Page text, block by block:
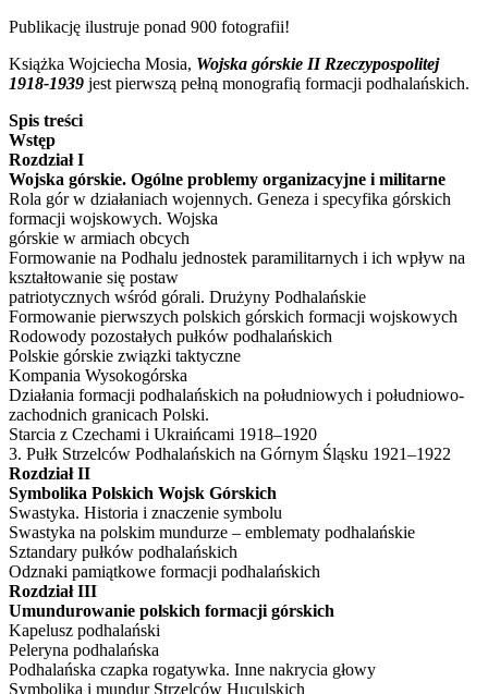
Publikację ilustruje ponad 900 fotografii!
Książka Wojciecha Mosia, Wojska górskie II Rzeczypospolitej
1918-1939 jest pierwszą pełną monografią formacji podhalańskich.
Spis treści
Wstęp
Rozdział I
Wojska górskie. Ogólne problemy organizacyjne i militarne
Rola gór w działaniach wojennych. Geneza i specyfika górskich
formacji wojskowych. Wojska
górskie w armiach obcych
Formowanie na Podhalu jednostek paramilitarnych i ich wpływ na
kształtowanie się postaw
patriotycznych wśród górali. Drużyny Podhalańskie
Formowanie pierwszych polskich górskich formacji wojskowych
Rodowody pozostałych pułków podhalańskich
Polskie górskie związki taktyczne
Kompania Wysokogórska
Działania formacji podhalańskich na południowych i południowo-
zachodnich granicach Polski.
Starcia z Czechami i Ukraińcami 1918–1920
3. Pułk Strzelców Podhalańskich na Górnym Śląsku 1921–1922
Rozdział II
Symbolika Polskich Wojsk Górskich
Swastyka. Historia i znaczenie symbolu
Swastyka na polskim mundurze – emblematy podhalańskie
Sztandary pułków podhalańskich
Odznaki pamiątkowe formacji podhalańskich
Rozdział III
Umundurowanie polskich formacji górskich
Kapelusz podhalański
Peleryna podhalańska
Podhalańska czapka rogatywka. Inne nakrycia głowy
Symbolika i mundur Strzelców Huculskich